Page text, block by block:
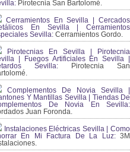
Pirotecnia San Bartolomé.
Cerramientos En Sevilla | Cercados
En Sevilla | Cerramientos
Sevilla: Cerramientos Gordo.
Pirotecnias En Sevilla | Pirotecnia
| Fuegos Artificiales En Sevilla |
Sevilla: Pirotecnia San
Complementos De Novia Sevilla |
Y Mantillas Sevilla | Tiendas De
De Novia En Sevilla:
Juan Foronda.
Instalaciones Eléctricas Sevilla | Como
En Mi Factura De La Luz:3M